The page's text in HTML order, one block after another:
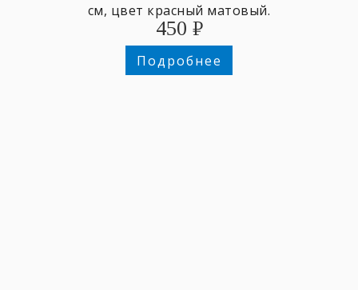
см, цвет красный матовый.
450 ₽
Подробнее